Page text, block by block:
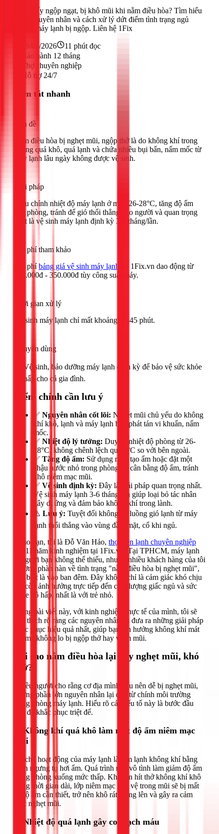
Cảm thấy ngộp ngạt, bị khô mũi khi nằm điều hòa? Tìm hiểu
ngay nguyên nhân và cách xử lý dứt điểm tình trạng ngủ
phòng máy lạnh bị ngộp. Liên hệ 1Fix
19/02/2026 11 phút đọc
Bảo hành 12 tháng
Thợ chuyên nghiệp
Hỗ trợ 24/7
Tóm tắt nhanh
Vấn đề
Nằm điều hòa bị nghẹt mũi, ngộp thở là do không khí trong
phòng quá khô, quá lạnh và chứa nhiều bụi bẩn, nấm mốc từ
máy lạnh lâu ngày không được vệ sinh.
Giải pháp
Điều chỉnh nhiệt độ máy lạnh ở mức 26-28°C, tăng độ ẩm
cho phòng, tránh để gió thổi thẳng vào người và quan trọng
nhất là vệ sinh máy lạnh định kỳ 3-6 tháng/lần.
Chi phí tham khảo
Chi phíbảng giá vệ sinh máy lạnh
tại 1Fix.vn dao động từ
150.000đ - 350.000đ tùy công suất máy.
Thời gian xử lý
Vệ sinh máy lạnh chỉ mất khoảng 30-45 phút.
Khuyên dùng
🟢 Vệ sinh, bảo dưỡng máy lạnh định kỳ để bảo vệ sức khỏe
hô hấp cho cả gia đình.
Điểm chính cần lưu ý
✅ Nguyên nhân cốt lõi: Nghẹt mũi chủ yếu do không
khí khô, lạnh và máy lạnh bẩn phát tán vi khuẩn, nấm
mốc.
✅ Nhiệt độ lý tưởng: Duy trì nhiệt độ phòng từ 26-
28°C, không chênh lệch quá 7°C so với bên ngoài.
✅ Tăng độ ẩm: Sử dụng máy tạo ẩm hoặc đặt một
chậu nước nhỏ trong phòng để cân bằng độ ẩm, tránh
khô niêm mạc mũi.
✅ Vệ sinh định kỳ: Đây là giải pháp quan trọng nhất.
Vệ sinh máy lạnh 3-6 tháng/lần giúp loại bỏ tác nhân
gây dị ứng và đảm bảo không khí trong lành.
⚠️ Lưu ý: Tuyệt đối không để luồng gió lạnh từ máy
lạnh thổi thẳng vào vùng đầu, mặt, cổ khi ngủ.
Chào bạn, tôi là Đỗ Văn Hảo, thợ điện lạnh chuyên nghiệp
với 11 năm kinh nghiệm tại 1Fix.vn. Tại TPHCM, máy lạnh
là người bạn không thể thiếu, nhưng nhiều khách hàng của tôi
thường phàn nàn về tình trạng "nằm điều hòa bị nghẹt mũi",
đặc biệt là vào ban đêm. Đây không chỉ là cảm giác khó chịu
mà còn ảnh hưởng trực tiếp đến chất lượng giấc ngủ và sức
khỏe hô hấp, nhất là với trẻ nhỏ.
Trong bài viết này, với kinh nghiệm thực tế của mình, tôi sẽ
giải thích rõ ràng các nguyên nhân và đưa ra những giải pháp
khắc phục hiệu quả nhất, giúp bạn tận hưởng không khí mát
mẻ mà không lo bị ngộp thở hay viêm mũi.
Tại sao nằm điều hòa lại gây nghẹt mũi, khó
thở?
Nhiều người cho rằng cơ địa mình yếu nên dễ bị nghẹt mũi,
nhưng phần lớn nguyên nhân lại đến từ chính môi trường
trong phòng máy lạnh. Hiểu rõ các yếu tố này là bước đầu
tiên để khắc phục triệt để.
1. Không khí quá khô làm mất độ ẩm niêm mạc
mũi
Cơ chế hoạt động của máy lạnh là làm lạnh không khí bằng
cách ngưng tụ hơi ẩm. Quá trình này vô tình làm giảm độ ẩm
trong phòng xuống mức thấp. Khi bạn hít thở không khí khô
trong thời gian dài, lớp niêm mạc bảo vệ trong mũi sẽ bị mất
đi độ ẩm cần thiết, trở nên khô rát, sưng lên và gây ra cảm
giác nghẹt mũi.
2. Nhiệt độ quá lạnh gây co mạch máu